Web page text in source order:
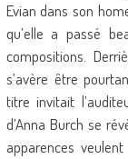
Evian dans son
qu’elle a passé
compositions.
s’avère être
titre invitait
d’Anna Burch se
apparences